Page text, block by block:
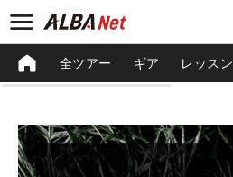
全ツアー ギア レッスン